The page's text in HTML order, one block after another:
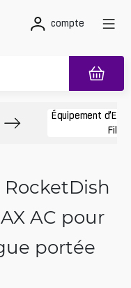
compte
Équipement
Fil
AC pour
portée